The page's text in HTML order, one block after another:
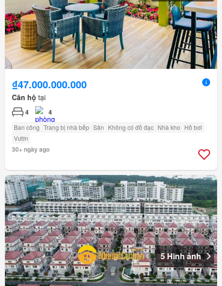
₫47.000.000.000
Căn hộ tại
4 4
Ban công Trang bị nhà bếp Sân Không có đồ đạc Nhà kho Hồ bơi
Vườn
30+ ngày ago
5 Hình ảnh